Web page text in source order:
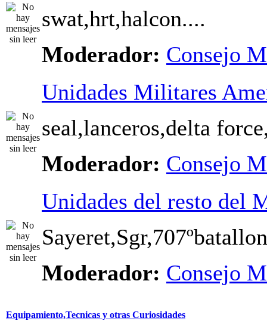
swat,hrt,halcon....
Moderador: Consejo
Unidades Militares
seal,lanceros,delta
Moderador: Consejo
Unidades del resto del
Moderador: Consejo
Equipamiento,Tecnicas y otras Curiosidades